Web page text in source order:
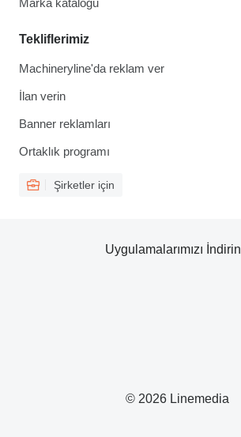
Marka kataloğu
Tekliflerimiz
Machineryline'da reklam ver
İlan verin
Banner reklamları
Ortaklık programı
Şirketler için
© 2026 Linemedia
Uygulamalarımızı İndirin